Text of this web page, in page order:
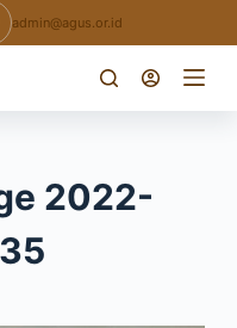
admin@agus.or.id
2022-